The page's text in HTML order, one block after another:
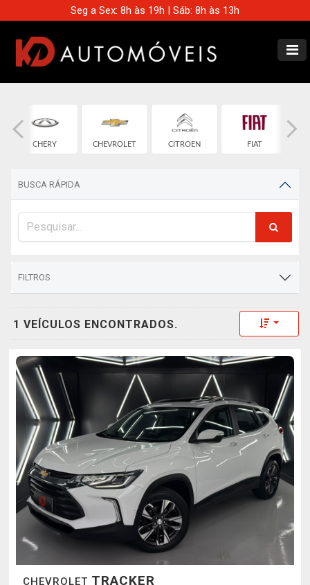
Seg a Sex: 8h às 19h | Sáb: 8h às 13h
CHERY CHEVROLET CITROEN FIAT
BUSCA RÁPIDA
FILTROS
1 VEÍCULOS ENCONTRADOS. Toggle
CHEVROLET TRACKER